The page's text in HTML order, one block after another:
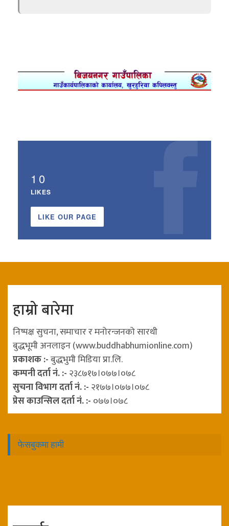
10
LIKES
LIKE OUR PAGE
हाम्रो बारेमा
निष्पक्ष सुचना, समाचार र मनोरन्जनको सारथी
बुद्धभूमी अनलाइन (www.buddhabhumionline.com)
प्रकाशक :-बुद्धभुमी मिडिया प्रा.लि.
कम्पनी दर्ता नं. :- २३८७१७।०७७।०७८
सुचना विभाग दर्ता नं. :- २१७७।०७७।०७८
प्रेस काउन्सिल दर्ता नं. :- ०७७।०७८
फेसबुकमा हामी